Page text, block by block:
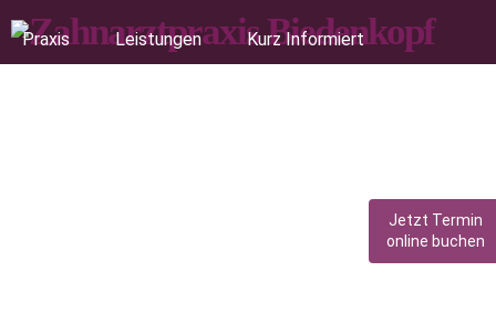
Jetzt Termin
online buchen
Praxis Leistungen Kurz Informiert